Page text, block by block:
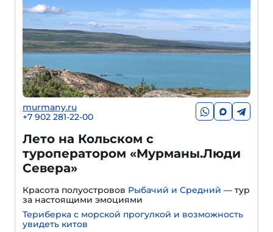
murmany.ru
+7 902 281-22-00
Лето на Кольском с
туроператором «Мурманы.Люди
Севера»
Красота полуостровов Рыбачий и Средний — тур
за настоящими эмоциями
Териберка с морской прогулкой и возможность
увидеть китов